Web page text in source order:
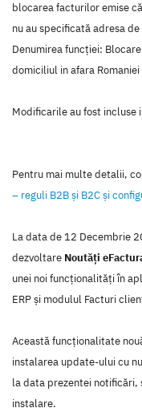
blocarea facturilor emise
nu au specificată adresa
Denumirea funcției:
domiciliul in afara
Modificarile au fost incluse
Pentru mai multe detalii,
– reguli B2B și B2C și
La data de 12 Decembrie
dezvoltare Noutăți
unei noi funcţionalităţi în
ERP şi modulul Facturi
Această funcţionalitate
instalarea update-ului cu
la data prezentei notificări,
instalare.